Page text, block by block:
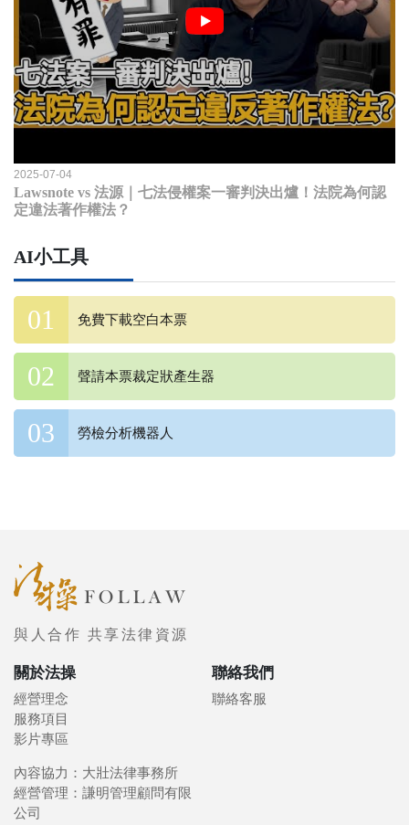
2025-07-04
Lawsnote vs 法源｜七法侵權案一審判決出爐！法院為何認
定違法著作權法？
AI小工具
免費下載空白本票
聲請本票裁定狀產生器
勞檢分析機器人
與人合作 共享法律資源
關於法操
經營理念
服務項目
影片專區
聯絡我們
聯絡客服
內容協力：大壯法律事務所
經營管理：謙明管理顧問有限
公司